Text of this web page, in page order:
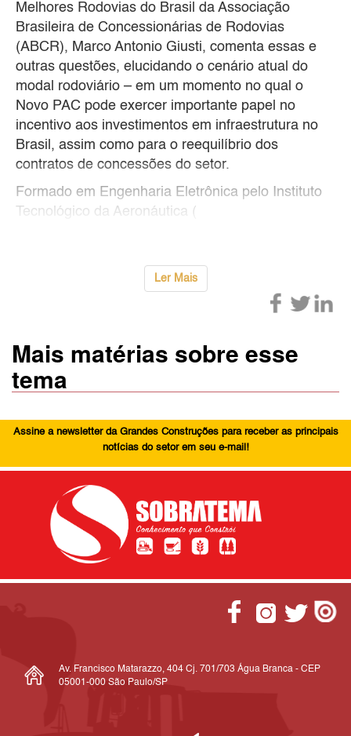
Melhores Rodovias do Brasil da Associação
Brasileira de Concessionárias de Rodovias
(ABCR), Marco Antonio Giusti, comenta essas e
outras questões, elucidando o cenário atual do
modal rodoviário – em um momento no qual o
Novo PAC pode exercer importante papel no
incentivo aos investimentos em infraestrutura no
Brasil, assim como para o reequilíbrio dos
contratos de concessões do setor.
Formado em Engenharia Eletrônica pelo Instituto
Tecnológico da Aeronáutica (
Ler Mais
Mais matérias sobre esse
tema
Assine a newsletter da Grandes Construções para receber as principais
notícias do setor em seu e-mail!
Av. Francisco Matarazzo, 404 Cj. 701/703 Água Branca - CEP
05001-000 São Paulo/SP